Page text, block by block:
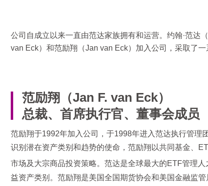
公司自成立以来一直由范达家族拥有和运营。约翰·范
van Eck）和范励翔（Jan van Eck）加入公司，采取了
范励翔（Jan F. van Eck）
总裁、首席执行官、董事会成员
范励翔于1992年加入公司，于1998年进入范达执行管理
识别潜在资产类别和趋势的使命，范励翔以共同基金、
市场及大宗商品投资策略。范达是全球最大的ETF管理
益资产类别。范励翔是美国全国期货协会和美国金融监